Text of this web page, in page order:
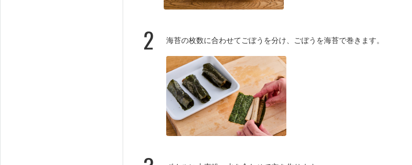
2 海苔の枚数に合わせてごぼうを分け、ごぼうを海苔で巻きます。